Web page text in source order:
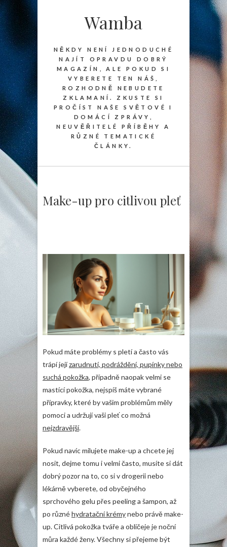
Wamba
NĚKDY NENÍ JEDNODUCHÉ
NAJÍT OPRAVDU DOBRÝ
MAGAZÍN, ALE POKUD SI
VYBERETE TEN NÁŠ,
ROZHODNĚ NEBUDETE
ZKLAMANÍ. ZKUSTE SI
PROČÍST NAŠE SVĚTOVÉ I
DOMÁCÍ ZPRÁVY,
NEUVĚŘITELÉ PŘÍBĚHY A
RŮZNÉ TEMATICKÉ
ČLÁNKY.
Make-up pro citlivou pleť
Pokud máte problémy s pletí a často vás
trápí jejízarudnutí, podráždění, pupínky nebo
suchá pokožka, případně naopak velmi se
mastící pokožka, nejspíš máte vybrané
přípravky, které by vašim problémům měly
pomoci a udržují vaši pleť co možná
nejzdravější.
Pokud navíc milujete make-up a chcete jej
nosit, dejme tomu i velmi často, musíte si dát
dobrý pozor na to, co si v drogerii nebo
lékárně vyberete, od obyčejného
sprchového gelu přes peeling a šampon, až
po různéhydratační krémynebo právě make-
up. Citlivá pokožka tváře a obličeje je noční
můra každé ženy. Všechny si přejeme být